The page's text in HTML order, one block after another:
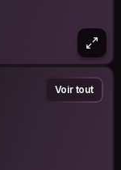
Voir tout